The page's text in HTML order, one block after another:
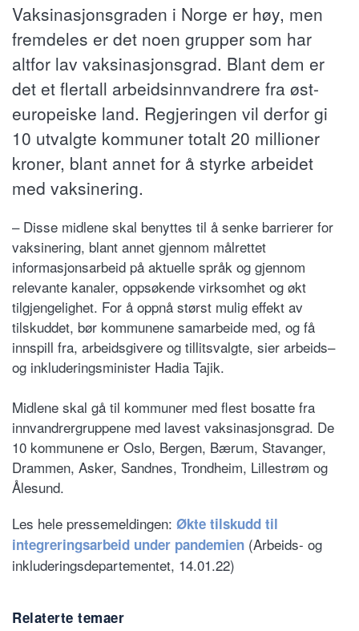
Vaksinasjonsgraden i Norge er høy, men
fremdeles er det noen grupper som har
altfor lav vaksinasjonsgrad. Blant dem er
det et flertall arbeidsinnvandrere fra øst-
europeiske land. Regjeringen vil derfor gi
10 utvalgte kommuner totalt 20 millioner
kroner, blant annet for å styrke arbeidet
med vaksinering.
– Disse midlene skal benyttes til å senke barrierer for
vaksinering, blant annet gjennom målrettet
informasjonsarbeid på aktuelle språk og gjennom
relevante kanaler, oppsøkende virksomhet og økt
tilgjengelighet. For å oppnå størst mulig effekt av
tilskuddet, bør kommunene samarbeide med, og få
innspill fra, arbeidsgivere og tillitsvalgte, sier arbeids–
og inkluderingsminister Hadia Tajik.
Midlene skal gå til kommuner med flest bosatte fra
innvandrergruppene med lavest vaksinasjonsgrad. De
10 kommunene er Oslo, Bergen, Bærum, Stavanger,
Drammen, Asker, Sandnes, Trondheim, Lillestrøm og
Ålesund.
Les hele pressemeldingen: Økte tilskudd til
integreringsarbeid under pandemien (Arbeids- og
inkluderingsdepartementet, 14.01.22)
Relaterte temaer